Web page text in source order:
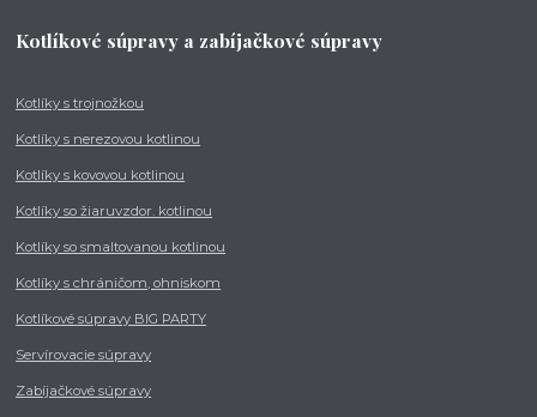
Kotlíkové súpravy a zabíjačkové súpravy
Kotlíky s trojnožkou
Kotlíky s nerezovou kotlinou
Kotlíky s kovovou kotlinou
Kotlíky so žiaruvzdor. kotlinou
Kotlíky so smaltovanou kotlinou
Kotlíky s chráničom, ohniskom
Kotlíkové súpravy BIG PARTY
Servírovacie súpravy
Zabíjačkové súpravy